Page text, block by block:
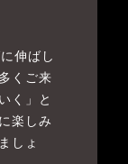
伸ばし
くご来
く」と
楽しみ
しょ